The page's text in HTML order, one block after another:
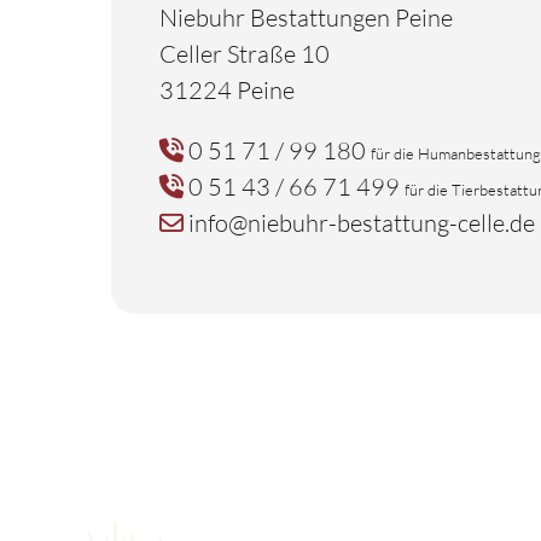
Niebuhr Bestattungen Peine
Celler Straße 10
31224 Peine
0 51 71 / 99 180 für die Humanbestattung
0 51 43 / 66 71 499 für die
info@niebuhr-bestattung-celle.de